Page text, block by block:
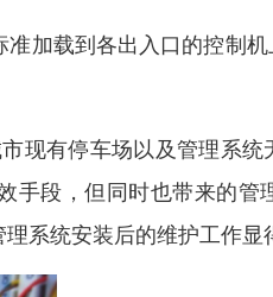
加载到各出入口的控制
现有停车场以及管理系
手段，但同时也带来的
系统安装后的维护工作显